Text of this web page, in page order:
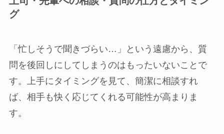
グ
「忙しそうで聞きづらい…」という遠慮から、質
問を後回しにしてしまうのはもったいないことで
す。上手にタイミングを見て、簡潔に相談すれ
ば、相手も快く応じてくれる可能性が高まりま
す。